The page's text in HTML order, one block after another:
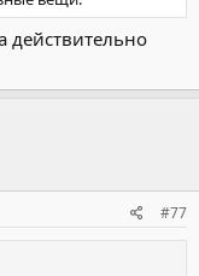
действительно
#77